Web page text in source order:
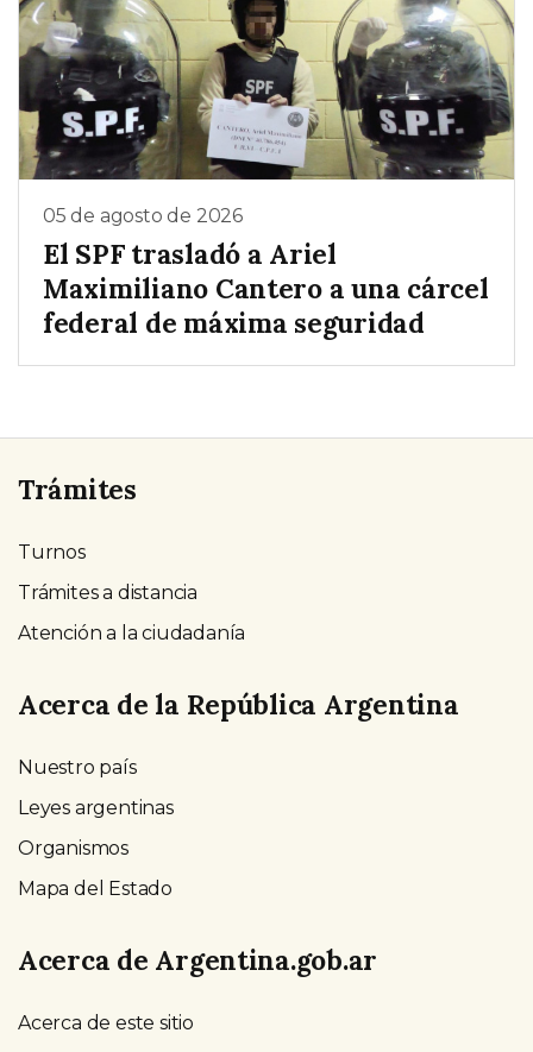
05 de agosto de 2026
El SPF trasladó a Ariel
Maximiliano Cantero a una cárcel
federal de máxima seguridad
Trámites
Turnos
Trámites a distancia
Atención a la ciudadanía
Acerca de la República Argentina
Nuestro país
Leyes argentinas
Organismos
Mapa del Estado
Acerca de Argentina.gob.ar
Acerca de este sitio